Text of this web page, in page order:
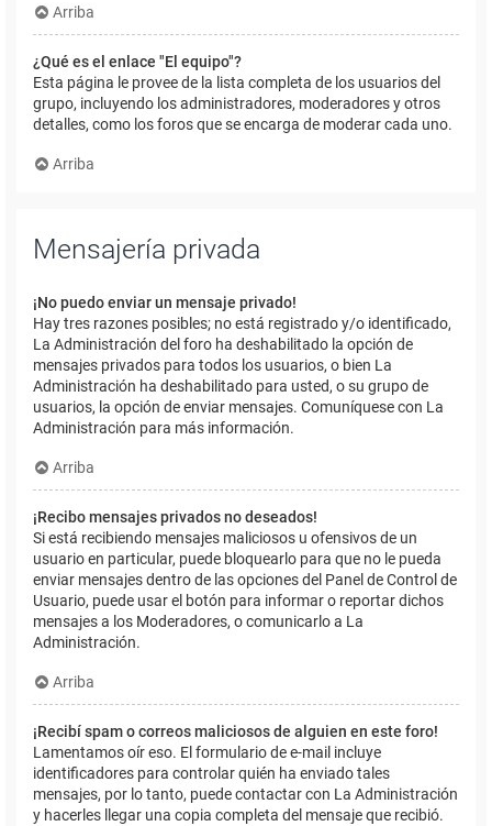
Arriba
¿Qué es el enlace "El equipo"?
Esta página le provee de la lista completa de los usuarios del
grupo, incluyendo los administradores, moderadores y otros
detalles, como los foros que se encarga de moderar cada uno.
Arriba
Mensajería privada
¡No puedo enviar un mensaje privado!
Hay tres razones posibles; no está registrado y/o identificado,
La Administración del foro ha deshabilitado la opción de
mensajes privados para todos los usuarios, o bien La
Administración ha deshabilitado para usted, o su grupo de
usuarios, la opción de enviar mensajes. Comuníquese con La
Administración para más información.
Arriba
¡Recibo mensajes privados no deseados!
Si está recibiendo mensajes maliciosos u ofensivos de un
usuario en particular, puede bloquearlo para que no le pueda
enviar mensajes dentro de las opciones del Panel de Control de
Usuario, puede usar el botón para informar o reportar dichos
mensajes a los Moderadores, o comunicarlo a La
Administración.
Arriba
¡Recibí spam o correos maliciosos de alguien en este foro!
Lamentamos oír eso. El formulario de e-mail incluye
identificadores para controlar quién ha enviado tales
mensajes, por lo tanto, puede contactar con La Administración
y hacerles llegar una copia completa del mensaje que recibió.